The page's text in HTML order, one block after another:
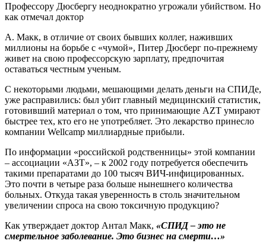
Профессору Дюсбергу неоднократно угрожали убийством. Но
как отмечал доктор
А. Макк, в отличие от своих бывших коллег, наживших
миллионы на борьбе с «чумой», Питер Дюсберг по-прежнему
живет на свою профессорскую зарплату, предпочитая
оставаться честным ученым.
С некоторыми людьми, мешающими делать деньги на СПИДе,
уже расправились: был убит главный медицинский статистик,
готовивший материал о том, что принимающие AZT умирают
быстрее тех, кто его не употребляет. Это лекарство принесло
компании Wellcamp миллиардные прибыли.
По информации «российской родственницы» этой компании
– ассоциации «АЗТ», – к 2002 году потребуется обеспечить
такими препаратами до 100 тысяч ВИЧ-инфицированных.
Это почти в четыре раза больше нынешнего количества
больных. Откуда такая уверенность в столь значительном
увеличении спроса на свою токсичную продукцию?
Как утверждает доктор Антал Макк, «СПИД – это не
смертельное заболевание. Это бизнес на смерти…»